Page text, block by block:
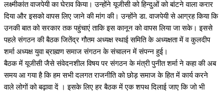
लक्ष्मीकांत वाजपेयी का घेराव किया। उन्होंने यूजीसी को हिन्दुओं को बांटने वाला करार
दिया और इसको वापस लिए जाने की मांग की। उन्होंने डा. वाजपेयी से आग्रह किया कि
उनकी बात को सरकार तक पहुंचाएं ताकि इस कानून को वापस लिया जा सके। इससे
पहले संगठन की बैठक जितेंद्र गौतम अध्यक्ष स्थाई समिति के अध्यक्षता में व कुलदीप
शर्मा अध्यक्ष युवा ब्राह्मण समाज संगठन के संचालन में संपन्न हुई।
बैठक में यूजीसी जैसे संवेदनशील विषय पर संगठन के मंत्री पुनीत शर्मा ने कहा की अब
समय आ गया है कि हम सभी दलगत राजनीति को छोड़ समाज के हित में कार्य करने
वाले लोगों को बढ़ावा दें । इसके लिए हर बैठक में एक शपथ दिलाई जाए कि जो भी